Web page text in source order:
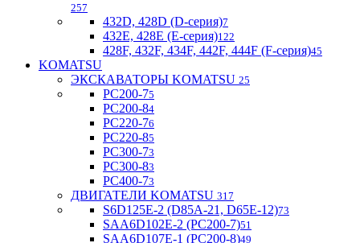
257
432D, 428D (D-серия)7
432E, 428E (E-серия)122
428F, 432F, 434F, 442F, 444F (F-серия)45
KOMATSU
ЭКСКАВАТОРЫ KOMATSU 25
PC200-75
PC200-84
PC220-76
PC220-85
PC300-73
PC300-83
PC400-73
ДВИГАТЕЛИ KOMATSU 317
S6D125E-2 (D85A-21, D65E-12)73
SAA6D102E-2 (PC200-7)51
SAA6D107E-1 (PC200-8)49